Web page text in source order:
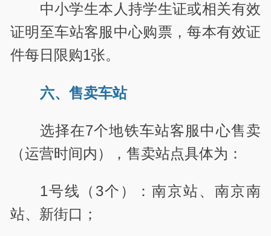
中小学生本人持学生证或相关有效
证明至车站客服中心购票，每本有效证
件每日限购1张。
六、售卖车站
选择在7个地铁车站客服中心售卖
（运营时间内），售卖站点具体为：
1号线（3个）：南京站、南京南
站、新街口；